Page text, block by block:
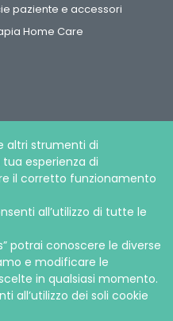
altri strumenti di
esperienza di
il corretto funzionamento
all’utilizzo di tutte le
potrai conoscere le diverse
e modificare le
in qualsiasi momento.
all’utilizzo dei soli cookie
paziente e accessori
Home Care
Cookie